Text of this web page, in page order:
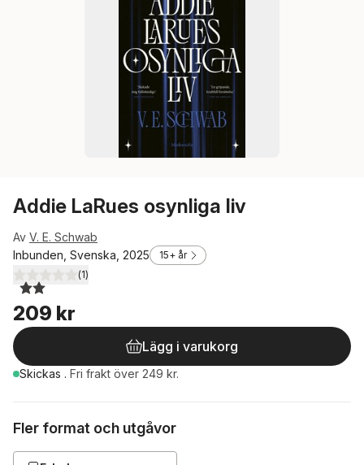
Addie LaRues osynliga liv
Av V. E. Schwab
Inbunden, Svenska, 2025
15+ år
2,0utav 5 stjärnor. Totalt antal röster:
(1)
209 kr
Lägg i varukorg
Skickas . Fri frakt över 249 kr.
Fler format och utgåvor